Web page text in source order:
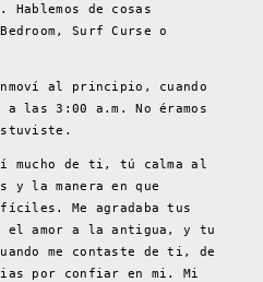
de cosas
Surf Curse o
al principio, cuando
3:00 a.m. No éramos
mucho de ti, tú calma al
la manera en que
Me agradaba tus
el amor a la antigua, y tu
me contaste de ti, de
por confiar en mi. Mi